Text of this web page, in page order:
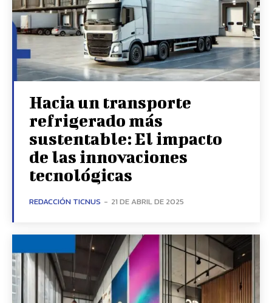
Hacia un transporte
refrigerado más
sustentable: El impacto
de las innovaciones
tecnológicas
REDACCIÓN TICNUS - 21 DE ABRIL DE 2025